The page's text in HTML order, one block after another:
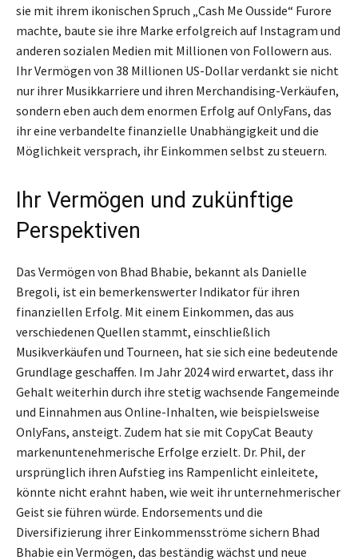
sie mit ihrem ikonischen Spruch „Cash Me Ousside“ Furore
machte, baute sie ihre Marke erfolgreich auf Instagram und
anderen sozialen Medien mit Millionen von Followern aus.
Ihr Vermögen von 38 Millionen US-Dollar verdankt sie nicht
nur ihrer Musikkarriere und ihren Merchandising-Verkäufen,
sondern eben auch dem enormen Erfolg auf OnlyFans, das
ihr eine verbandelte finanzielle Unabhängigkeit und die
Möglichkeit versprach, ihr Einkommen selbst zu steuern.
Ihr Vermögen und zukünftige
Perspektiven
Das Vermögen von Bhad Bhabie, bekannt als Danielle
Bregoli, ist ein bemerkenswerter Indikator für ihren
finanziellen Erfolg. Mit einem Einkommen, das aus
verschiedenen Quellen stammt, einschließlich
Musikverkäufen und Tourneen, hat sie sich eine bedeutende
Grundlage geschaffen. Im Jahr 2024 wird erwartet, dass ihr
Gehalt weiterhin durch ihre stetig wachsende Fangemeinde
und Einnahmen aus Online-Inhalten, wie beispielsweise
OnlyFans, ansteigt. Zudem hat sie mit CopyCat Beauty
markenuntenehmerische Erfolge erzielt. Dr. Phil, der
ursprünglich ihren Aufstieg ins Rampenlicht einleitete,
könnte nicht erahnt haben, wie weit ihr unternehmerischer
Geist sie führen würde. Endorsements und die
Diversifizierung ihrer Einkommensströme sichern Bhad
Bhabie ein Vermögen, das beständig wächst und neue